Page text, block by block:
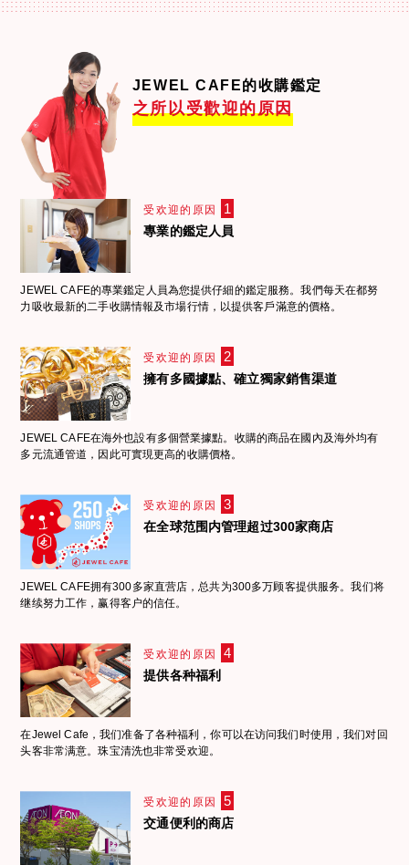
JEWEL CAFE的收購鑑定
之所以受歡迎的原因
受欢迎的原因 1
專業的鑑定人員
JEWEL CAFE的專業鑑定人員為您提供仔細的鑑定服務。我們每天在都努
力吸收最新的二手收購情報及市場行情，以提供客戶滿意的價格。
受欢迎的原因 2
擁有多國據點、確立獨家銷售渠道
JEWEL CAFE在海外也設有多個營業據點。收購的商品在國內及海外均有
多元流通管道，因此可實現更高的收購價格。
受欢迎的原因 3
在全球范围内管理超过300家商店
JEWEL CAFE拥有300多家直营店，总共为300多万顾客提供服务。我们将
继续努力工作，赢得客户的信任。
受欢迎的原因 4
提供各种福利
在Jewel Cafe，我们准备了各种福利，你可以在访问我们时使用，我们对回
头客非常满意。珠宝清洗也非常受欢迎。
受欢迎的原因 5
交通便利的商店